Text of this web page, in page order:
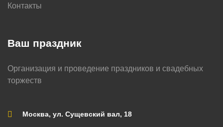
Ваш праздник
Организация и проведение праздников и свадебных
торжеств
Москва, ул. Сущевский вал, 18
Контакты